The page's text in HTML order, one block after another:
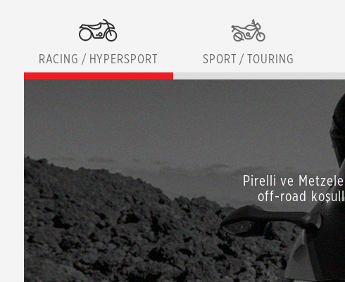
RACING / HYPERSPORT SPORT / TOURING
Pirelli ve
off-road